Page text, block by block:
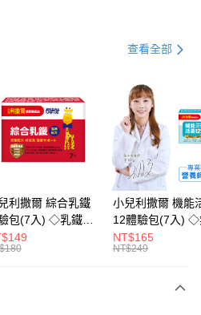
查看全部
利撒爾 綜合乳鐵
包(7入) ◇乳鐵蛋
藻精蛋白+DHA藻
專利大豆卵磷脂 成
小兒利撒爾 機能
12體驗包(7入) ◇
糖添加◇
NT$165
NT$249